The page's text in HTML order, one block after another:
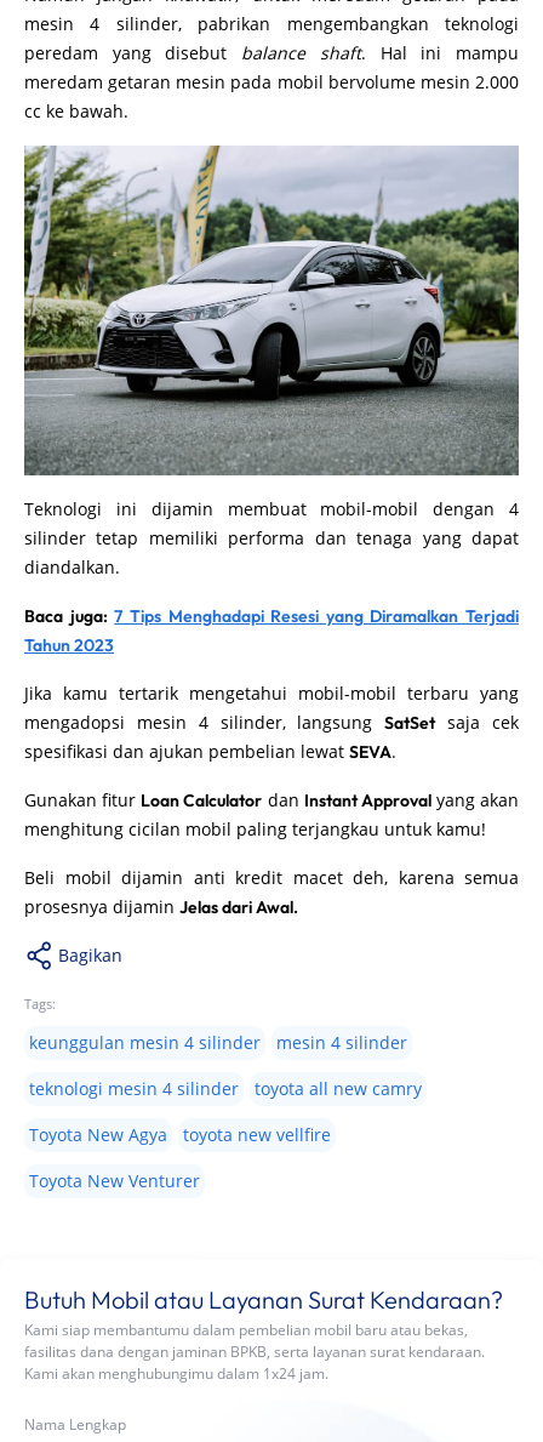
mesin 4 silinder, pabrikan mengembangkan teknologi
peredam yang disebut balance shaft. Hal ini mampu
meredam getaran mesin pada mobil bervolume mesin 2.000
cc ke bawah.
Teknologi ini dijamin membuat mobil-mobil dengan 4
silinder tetap memiliki performa dan tenaga yang dapat
diandalkan.
Baca juga:7 Tips Menghadapi Resesi yang Diramalkan Terjadi
Tahun 2023
Jika kamu tertarik mengetahui mobil-mobil terbaru yang
mengadopsi mesin 4 silinder, langsungSatSetsaja cek
spesifikasi dan ajukan pembelian lewat SEVA.
Gunakan fitur Loan Calculator dan Instant Approvalyang akan
menghitung cicilan mobil paling terjangkau untuk kamu!
Beli mobil dijamin anti kredit macet deh, karena semua
prosesnya dijamin Jelas dari Awal.
Bagikan
Tags:
keunggulan mesin 4 silinder
mesin 4 silinder
teknologi mesin 4 silinder
toyota all new camry
Toyota New Agya
toyota new vellfire
Toyota New Venturer
Butuh Mobil atau Layanan Surat Kendaraan?
Kami siap membantumu dalam pembelian mobil baru atau bekas,
fasilitas dana dengan jaminan BPKB, serta layanan surat kendaraan.
Kami akan menghubungimu dalam 1x24 jam.
Nama Lengkap